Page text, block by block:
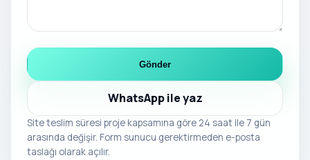
Gönder
WhatsApp ile yaz
Site teslim süresi proje kapsamına göre 24 saat ile 7 gün
arasında değişir. Form sunucu gerektirmeden e-posta
taslağı olarak açılır.